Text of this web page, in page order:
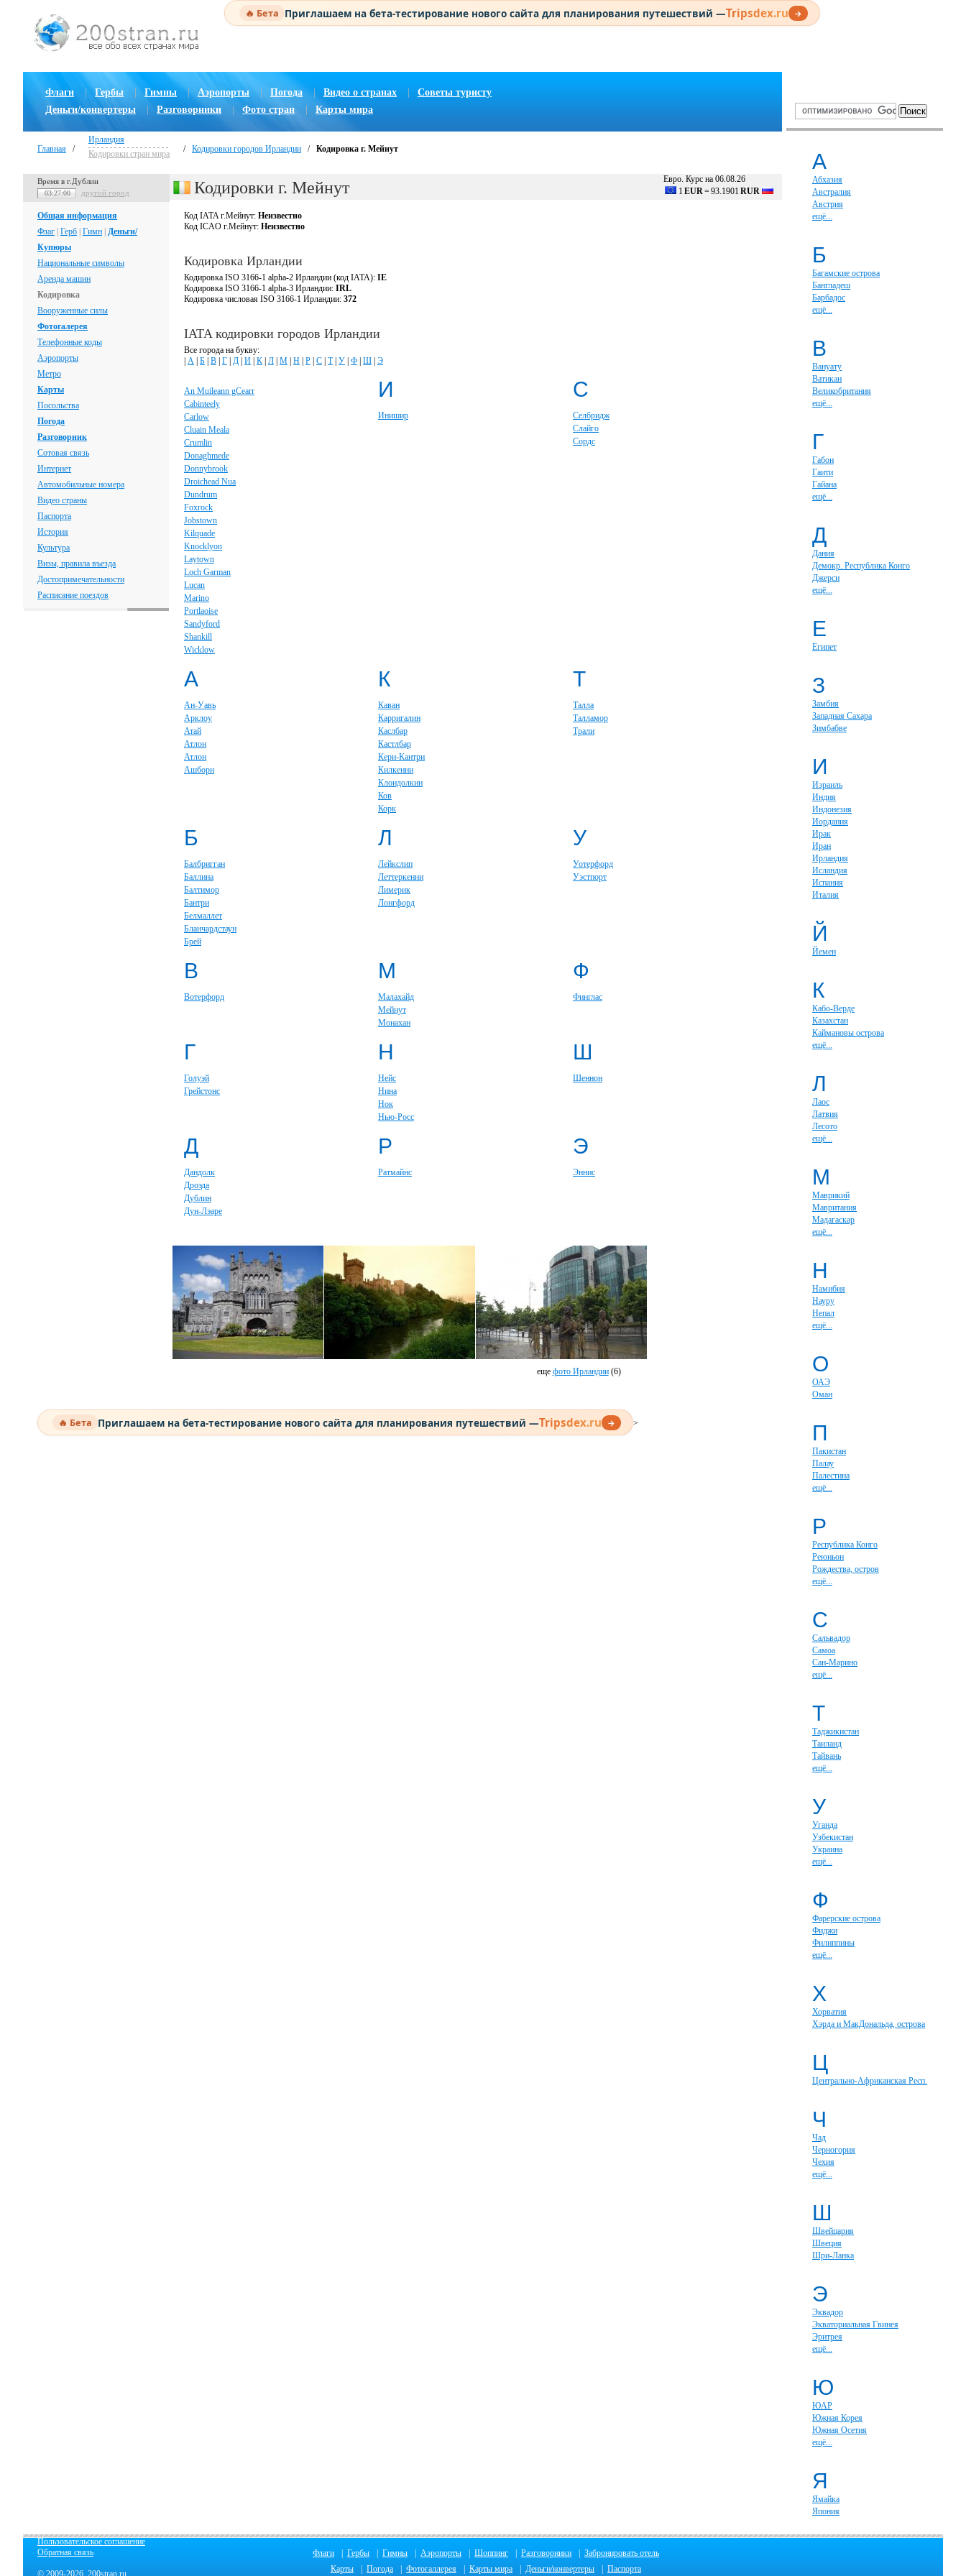
🔥 Бета Приглашаем на бета-тестирование нового сайта для планирования путешествий —Tripsdex.ru →
Флаги Гербы Гимны | Аэропорты Погода | Видео о странах
Советы туристу
Деньги/конвертеры
Разговорники Фото стран Карты мира
Главная /
Ирландия
Кодировки стран мира
/ Кодировки городов Ирландии / Кодировка г. Мейнут
Время в г.Дублин
03:27:01 другой город
Общая информация
Флаг Герб Гимн Деньги/
Купюры
Национальные символы
Аренда машин
Кодировка
Вооруженные силы
Фотогалерея
Телефонные коды
Аэропорты
Метро
Карты
Посольства
Погода
Разговорник
Сотовая связь
Интернет
Автомобильные номера
Видео страны
Паспорта
История
Культура
Визы, правила въезда
Достопримечательности
Расписание поездов
Евро. Курс на 06.08.26
1 EUR=93.1901 RUR
Кодировки г. Мейнут
Код IATA г.Мейнут: Неизвестно
Код ICAO г.Мейнут: Неизвестно
Кодировка Ирландии
Кодировка ISO 3166-1 alpha-2 Ирландии (код IATA): IE
Кодировка ISO 3166-1 alpha-3 Ирландии: IRL
Кодировка числовая ISO 3166-1 Ирландии: 372
IATA кодировки городов Ирландии
Все города на букву:
А Б В Г Д И К Л М Н Р С Т| У Ф Ш Э
An Muileann gCearr
Cabinteely
Carlow
Cluain Meala
Crumlin
Donaghmede
Donnybrook
Droichead Nua
Dundrum
Foxrock
Jobstown
Kilquade
Knocklyon
Laytown
Loch Garman
Lucan
Marino
Portlaoise
Sandyford
Shankill
Wicklow
И
Инишир
С
Селбридж
Слайго
Сордс
А
Ан-Уавь
Арклоу
Атай
Атлон
Атлон
Ашборн
К
Каван
Карригалин
Каслбар
Кастлбар
Кери-Кантри
Килкенни
Клондолкин
Ков
Корк
Т
Талла
Талламор
Трали
Б
Балбригган
Баллина
Балтимор
Бантри
Белмаллет
Бланчардстаун
Брей
Л
Лейкслип
Леттеркенни
Лимерик
Лонгфорд
У
Уотерфорд
Уэстпорт
В
Вотерфорд
М
Малахайд
Мейнут
Монахан
Ф
Финглас
Г
Голуэй
Грейстонс
Н
Нейс
Нина
Нок
Нью-Росс
Ш
Шеннон
Д
Дандолк
Дроэда
Дублин
Дун-Лэаре
Р
Ратмайнс
Э
Эннис
еще фото Ирландии(6)
🔥 Бета Приглашаем на бета-тестирование нового сайта для планирования путешествий —Tripsdex.ru → >
А
Абхазия
Австралия
Австрия
ещё...
Б
Багамские острова
Бангладеш
Барбадос
ещё...
В
Вануату
Ватикан
Великобритания
ещё...
Г
Габон
Гаити
Гайана
ещё...
Д
Дания
Демокр. Республика Конго
Джерси
ещё...
Е
Египет
З
Замбия
Западная Сахара
Зимбабве
И
Израиль
Индия
Индонезия
Иордания
Ирак
Иран
Ирландия
Исландия
Испания
Италия
Й
Йемен
К
Кабо-Верде
Казахстан
Каймановы острова
ещё...
Л
Лаос
Латвия
Лесото
ещё...
М
Маврикий
Мавритания
Мадагаскар
ещё...
Н
Намибия
Науру
Непал
ещё...
О
ОАЭ
Оман
П
Пакистан
Палау
Палестина
ещё...
Р
Республика Конго
Реюньон
Рождества, остров
ещё...
С
Сальвадор
Самоа
Сан-Марино
ещё...
Т
Таджикистан
Таиланд
Тайвань
ещё...
У
Уганда
Узбекистан
Украина
ещё...
Ф
Фарерские острова
Фиджи
Филиппины
ещё...
Х
Хорватия
Хэрда и МакДональда, острова
Ц
Центрально-Африканская Респ.
Ч
Чад
Черногория
Чехия
ещё...
Ш
Швейцария
Швеция
Шри-Ланка
Э
Эквадор
Экваториальная Гвинея
Эритрея
ещё...
Ю
ЮАР
Южная Корея
Южная Осетия
ещё...
Я
Ямайка
Япония
Пользовательское соглашение
Обратная связь
© 2009-2026 200stran.ru
Флаги Гербы Гимны Аэропорты Шоппинг Разговорники
Забронировать отель
Карты
Погода Фотогаллерея Карты мира Деньги/конвертеры Паспорта